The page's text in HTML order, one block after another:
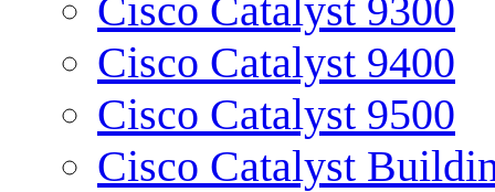
Cisco Catalyst 9300
Cisco Catalyst 9400
Cisco Catalyst 9500
Cisco Catalyst